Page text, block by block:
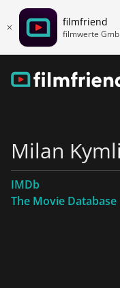
filmfriend
filmwerte
Milan
IMDb
The Movie Database